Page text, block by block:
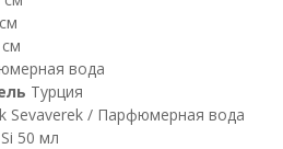
вода
Турция
Sevaverek / Парфюмерная вода
50 мл